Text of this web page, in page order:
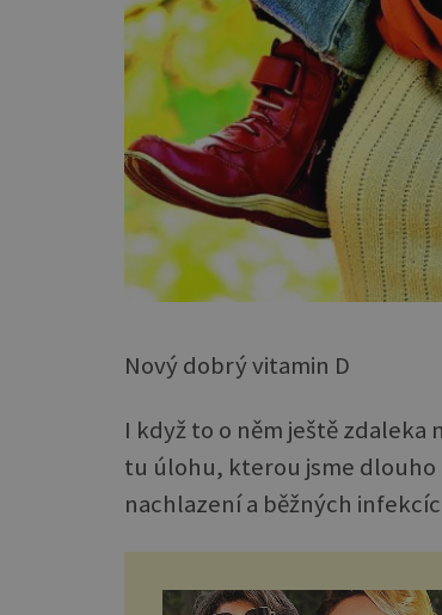
Nový dobrý vitamin D
I když to o něm ještě
tu úlohu, kterou jsme dlouho
nachlazení a běžných